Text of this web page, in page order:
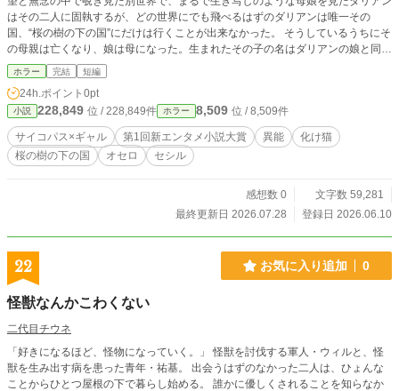
はその二人に固執するが、どの世界にでも飛べるはずのダリアンは唯一その
国、“桜の樹の下の国”にだけは行くことが出来なかった。 そうしているうちにそ
の母親は亡くなり、娘は母になった。生まれたその子の名はダリアンの娘と同名
のセシルで、セシルはより一層ダリアンの娘に似ていた。 ある日、ダリアンは
セシルが居る国に異変が起きたことを知り、セシルを手に入れるために動き出し
た。 突然発生した黒い靄を操って異世界に干渉し始めたダリアンは、桜の樹の
下の国を壊してセシルを手に入れようとする。
ホラー 完結 短編
24h.ポイント 0pt
小説 228,849 位 / 228,849件 ホラー 8,509 位 / 8,509件
サイコパス×ギャル 第1回新エンタメ小説大賞 異能
化け猫
桜の樹の下の国
オセロ セシル
感想数 0
文字数 59,281
最終更新日 2026.07.28
登録日 2026.06.10
22 お気に入り追加 0
怪獣なんかこわくない
二代目チウネ
「好きになるほど、怪物になっていく。」 怪獣を討伐する軍人・ウィルと、怪
獣を生み出す病を患った青年・祐基。 出会うはずのなかった二人は、ひょんな
ことからひとつ屋根の下で暮らし始める。 誰かに優しくされることを知らなか